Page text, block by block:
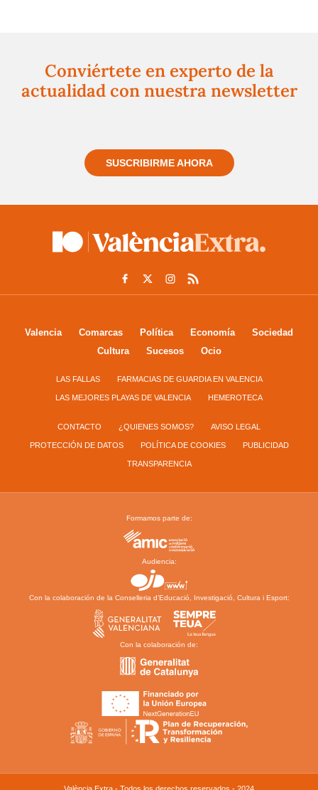
Conviértete en experto de la
actualidad con nuestra newsletter
SUSCRIBIRME AHORA
Valencia Comarcas Política Economía
Sociedad
Cultura
Sucesos Ocio
LAS FALLAS FARMACIAS DE GUARDIA EN VALENCIA
LAS MEJORES PLAYAS DE VALENCIA HEMEROTECA
CONTACTO ¿QUIENES SOMOS? AVISO LEGAL
PROTECCIÓN DE DATOS POLÍTICA DE COOKIES PUBLICIDAD
TRANSPARENCIA
Formamos parte de:
Audiencia:
Con la colaboración de la Conselleria d’Educació, Investigació, Cultura i Esport:
Con la colaboración de: